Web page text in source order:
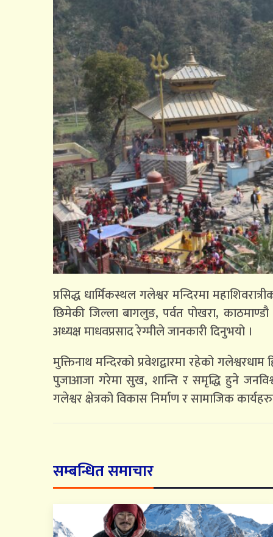
प्रसिद्ध धार्मिकस्थल गलेश्वर मन्दिरमा
छिमेकी जिल्ला बागलुङ, पर्वत पोखरा,
अध्यक्ष माधवप्रसाद रेग्मीले जानकारी दिनुभयो ।
मुक्तिनाथ मन्दिरको प्रवेशद्वारमा रहेको
पुजाआजा गरेमा सुख, शान्ति र समृद्धि हुने
गलेश्वर क्षेत्रको विकास निर्माण र सामाजिक
सम्बन्धित समाचार